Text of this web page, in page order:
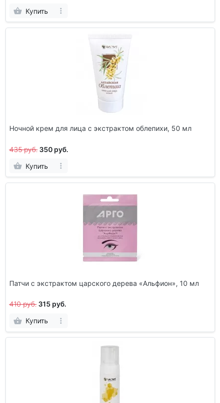
Купить
Ночной крем для лица с экстрактом облепихи, 50 мл
435 руб. 350 руб.
Купить
Патчи с экстрактом царского дерева «Альфион», 10 мл
410 руб. 315 руб.
Купить